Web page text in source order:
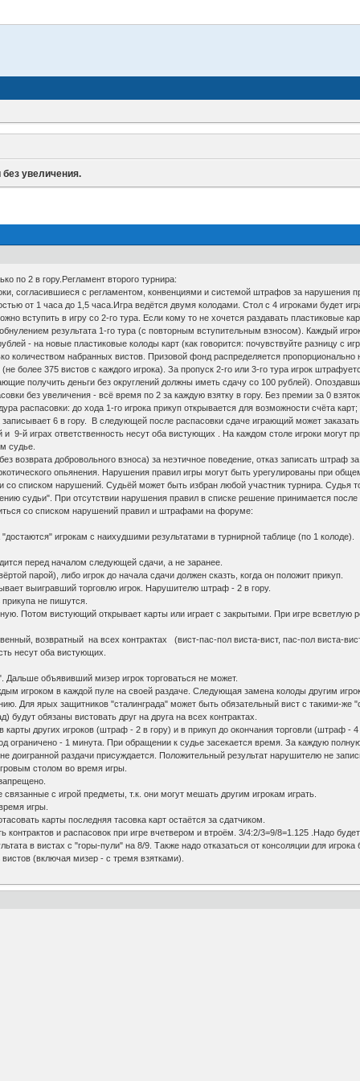
увеличения.
по 2 в гору.Регламент второго турнира:
согласившиеся с регламентом, конвенциями и системой штрафов за нарушения
от 1 часа до 1,5 часа.Игра ведётся двумя колодами. Стол с 4 игроками будет
вступить в игру со 2-го тура. Если кому то не хочется раздавать пластиковые
результата 1-го тура (с повторным вступительным взносом). Каждый
- на новые пластиковые колоды карт (как говорится: почувствуйте разницу с
количеством набранных вистов. Призовой фонд распределяется
более 375 вистов с каждого игрока). За пропуск 2-го или 3-го тура игрок
получить деньги без округлений должны иметь сдачу со 100 рублей).
без увеличения - всё время по 2 за каждую взятку в гору. Без премии за 0
распасовки: до хода 1-го игрока прикуп открывается для возможности счёта
6 в гору. В следующей после распасовки сдаче играющий может
9-й играх ответственность несут оба вистующих . На каждом столе игроки могут
судье.
возврата добровольного взноса) за неэтичное поведение, отказ записать штраф
опьянения. Нарушения правил игры могут быть урегулированы при
со списком нарушений. Судьёй может быть избран любой участник турнира. Судья
судьи". При отсутствии нарушения правил в списке решение принимается
со списком нарушений правил и штрафами на форуме:
игрокам с наихудшими результатами в турнирной таблице (по 1 колоде).
перед началом следующей сдачи, а не заранее.
парой), либо игрок до начала сдачи должен сказть, когда он положит прикуп.
выигравший торговлю игрок. Нарушителю штраф - 2 в гору.
не пишутся.
Потом вистующий открывает карты или играет с закрытыми. При игре всветлую
возвратный на всех контрактах (вист-пас-пол виста-вист, пас-пол виста-
несут оба вистующих.
Дальше объявивший мизер игрок торговаться не может.
игроком в каждой пуле на своей раздаче. Следующая замена колоды другим
Для ярых защитников "сталинграда" может быть обязательный вист с такими-
будут обязаны вистовать друг на друга на всех контрактах.
карты других игроков (штраф - 2 в гору) и в прикуп до окончания торговли (штраф - 4
ограничено - 1 минута. При обращении к судье засекается время. За каждую
доигранной раздачи присуждается. Положительный результат нарушителю не
столом во время игры.
с игрой предметы, т.к. они могут мешать другим игрокам играть.
игры.
карты последняя тасовка карт остаётся за сдатчиком.
контрактов и распасовок при игре вчетвером и втроём. 3/4:2/3=9/8=1.125 .Надо
в вистах с "горы-пули" на 8/9. Также надо отказаться от консоляции для игрока
(включая мизер - с тремя взятками).